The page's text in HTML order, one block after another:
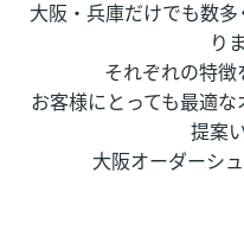
大阪・兵庫だけでも数
り
それぞれの特徴
お客様にとっても最適
提案
大阪オーダーシ